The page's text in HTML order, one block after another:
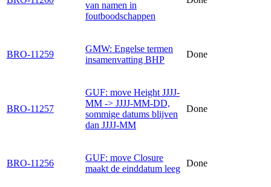
van namen in
foutboodschappen
BRO-11259
GMW: Engelse termen
insamenvatting BHP
Done
BRO-11257
GUF: move Height JJJJ-
MM -> JJJJ-MM-DD,
sommige datums blijven
dan JJJJ-MM
Done
BRO-11256
GUF: move Closure
maakt de einddatum leeg
Done